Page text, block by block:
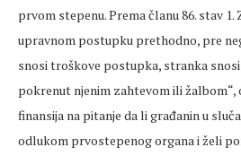
prvom stepenu. Prema članu 86. stav
upravnom postupku prethodno, pre
snosi troškove postupka, stranka
pokrenut njenim zahtevom ili
finansija na pitanje da li građanin u
odlukom prvostepenog organa i želi